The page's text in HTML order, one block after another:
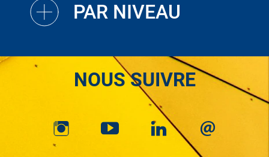
PAR NIVEAU
NOUS SUIVRE